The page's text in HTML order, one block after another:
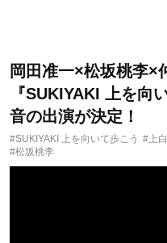
岡田准一×松坂桃李×
『SUKIYAKI 上を向
音の出演が決定！
#SUKIYAKI 上を向いて歩こう #上
#松坂桃李